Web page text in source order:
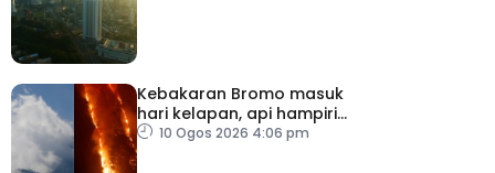
Kebakaran Bromo masuk
hari kelapan, api hampiri
penempatan penduduk
10 Ogos 2026 4:06 pm